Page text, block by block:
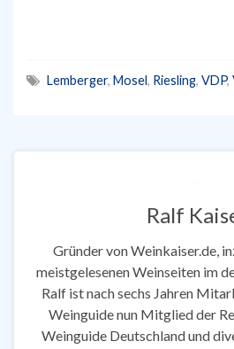
Lemberger, Mosel, Riesling, VDP,
Ralf
Gründer von Weinkaiser.de,
meistgelesenen Weinseiten im
Ralf ist nach sechs Jahren
Weinguide nun Mitglied der
Weinguide Deutschland und